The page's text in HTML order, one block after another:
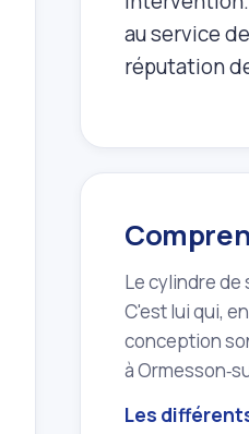
au service
réputation
Le cylindre
C'est lui qui,
conception
à
Les